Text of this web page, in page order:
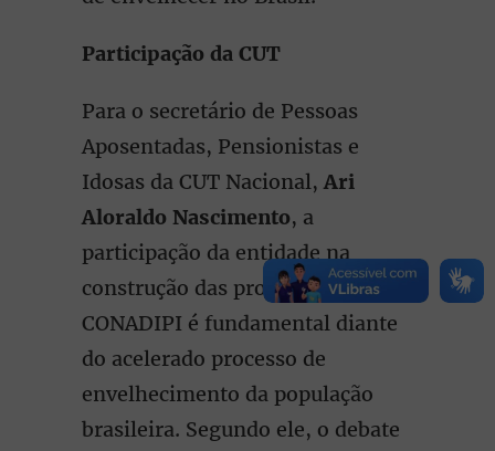
Participação da CUT
Para o secretário de Pessoas
Aposentadas, Pensionistas e
Idosas da CUT Nacional,Ari
Aloraldo Nascimento, a
participação da entidade na
construção das propostas da 6ª
CONADIPI é fundamental diante
do acelerado processo de
envelhecimento da população
brasileira. Segundo ele, o debate